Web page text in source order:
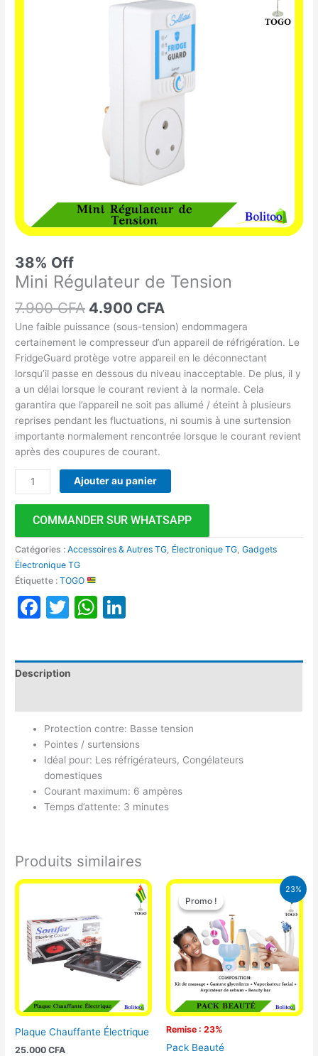
38% Off
Mini Régulateur de Tension
7.900CFA 4.900 CFA
4.900 CFA.
Une faible puissance (sous-tension) endommagera
certainement le compresseur d’un appareil de réfrigération. Le
FridgeGuard protège votre appareil en le déconnectant
lorsqu’il passe en dessous du niveau inacceptable. De plus, il y
a un délai lorsque le courant revient à la normale. Cela
garantira que l’appareil ne soit pas allumé / éteint à plusieurs
reprises pendant les fluctuations, ni soumis à une surtension
importante normalement rencontrée lorsque le courant revient
après des coupures de courant.
Ajouter au panier
COMMANDER SUR WHATSAPP
Catégories :Accessoires & Autres TG Électronique TG ,Gadgets
Électronique TG
Étiquette :TOGO
Facebook
TwitterWhatsApp
Description
Protection contre: Basse tension
Pointes / surtensions
Idéal pour: Les réfrigérateurs, Congélateurs
domestiques
Courant maximum: 6 ampères
Temps d’attente: 3 minutes
Produits similaires
Plaque Chauffante Électrique
25.000CFA
23%
Promo !
Remise : 23%
Promo !
Pack Beauté
Le
prix
initial
était :
65.000 CFA.
Le
prix
actuel
est :
49.900